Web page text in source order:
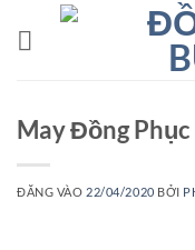
May Đồng
ĐĂNG VÀO 22/04/2020 BỞI